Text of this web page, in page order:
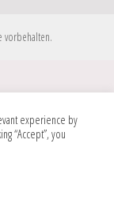
vorbehalten.
experience by
“Accept”, you